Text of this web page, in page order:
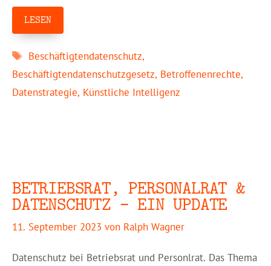
LESEN
Schlagwörter
Beschäftigtendatenschutz,
Beschäftigtendatenschutzgesetz, Betroffenenrechte,
Datenstrategie, Künstliche Intelligenz
BETRIEBSRAT, PERSONALRAT &
DATENSCHUTZ – EIN UPDATE
11. September 2023 von Ralph Wagner
Datenschutz bei Betriebsrat und Personlrat. Das Thema